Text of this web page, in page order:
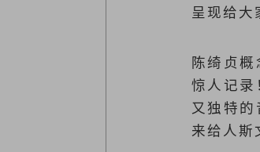
呈现给大
陈绮贞
惊人记
又独特
来给人斯